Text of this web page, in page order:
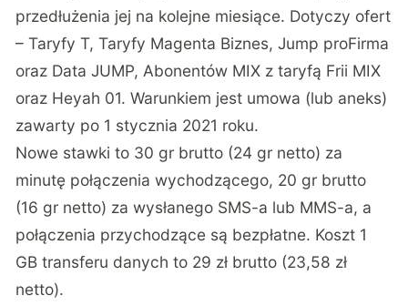
przedłużenia jej na kolejne miesiące. Dotyczy ofert
– Taryfy T, Taryfy Magenta Biznes, Jump proFirma
oraz Data JUMP, Abonentów MIX z taryfą Frii MIX
oraz Heyah 01. Warunkiem jest umowa (lub aneks)
zawarty po 1 stycznia 2021 roku.
Nowe stawki to 30 gr brutto (24 gr netto) za
minutę połączenia wychodzącego, 20 gr brutto
(16 gr netto) za wysłanego SMS-a lub MMS-a, a
połączenia przychodzące są bezpłatne. Koszt 1
GB transferu danych to 29 zł brutto (23,58 zł
netto).